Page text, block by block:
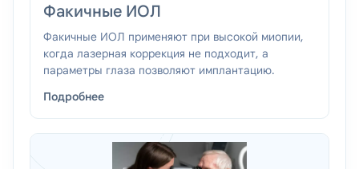
Факичные ИОЛ
Факичные ИОЛ применяют при высокой миопии,
когда лазерная коррекция не подходит, а
параметры глаза позволяют имплантацию.
Подробнее